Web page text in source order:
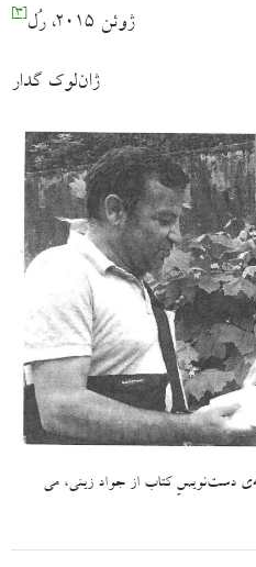
ژوئن ۲۰۱۵، رُل [۳]
ژان‌لوک گدار
دست‌نویسِ کتاب از جواد زینی، می